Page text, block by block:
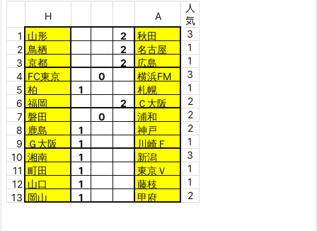
H A
人
気
1 山形 2 秋田
3
2 鳥栖 2 名古屋
1
3 京都 2 広島
1
4 FC東京 0 横浜FM
3
5 柏 1 札幌
1
6 福岡 2 Ｃ大阪
2
7 磐田 0 浦和
2
8 鹿島 1 神戸
2
9
Ｇ大阪 1 川崎Ｆ
1
10 湘南 1 新潟
3
11 町田 1 東京Ｖ
1
12 山口 1 藤枝
1
13 岡山 1 甲府 2